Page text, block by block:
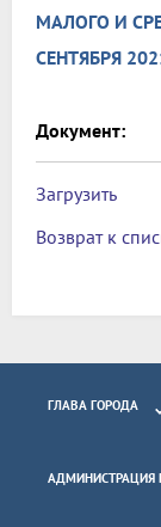
МАЛОГО И
СЕНТЯБРЯ
Документ:
Загрузить
Возврат к
ГЛАВА ГОРОДА
АДМИНИСТРАЦИЯ